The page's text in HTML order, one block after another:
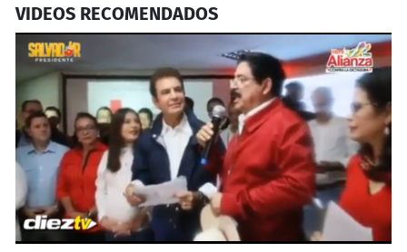
VIDEOS RECOMENDADOS